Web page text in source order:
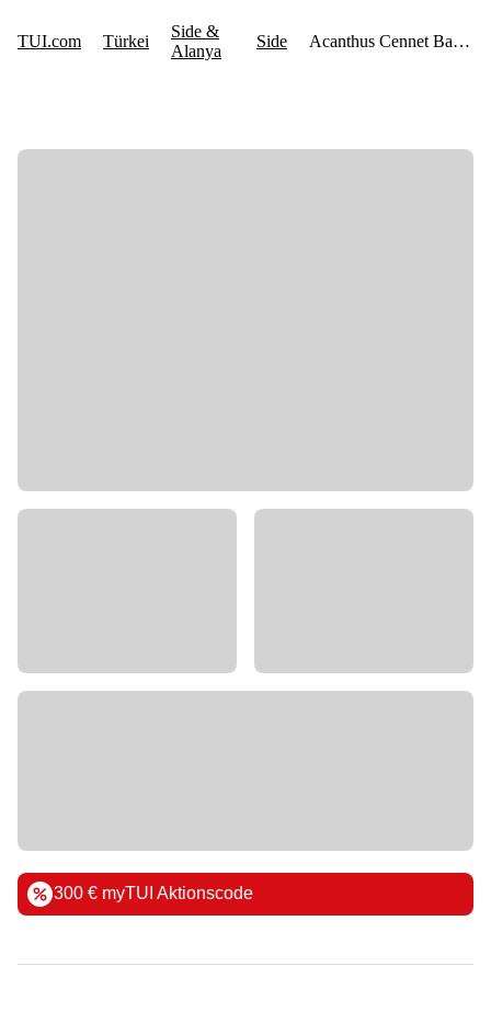
300 € myTUI Aktionscode